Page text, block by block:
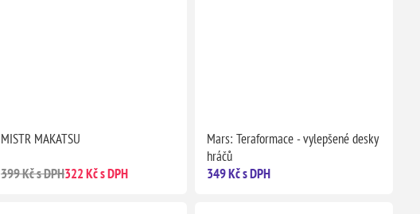
MISTR MAKATSU
399 Kč s DPH322 Kč s DPH
Mars: Teraformace - vylepšené desky
hráčů
349 Kč s DPH